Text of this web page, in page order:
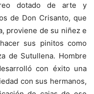
dotado de arte y
de Don Crisanto, que
proviene de su niñez e
sus pinitos como
de Sutullena. Hombre
con éxito una
con sus hermanos,